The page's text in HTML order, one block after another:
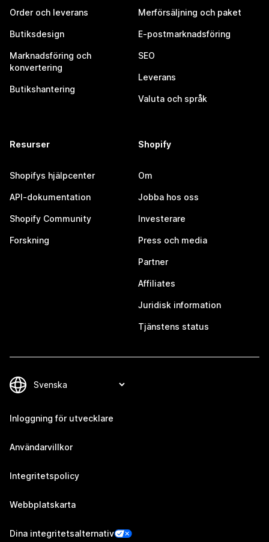
Order och leverans
Butiksdesign
Marknadsföring och
konvertering
Butikshantering
Merförsäljning och paket
E-postmarknadsföring
SEO
Leverans
Valuta och språk
Resurser
Shopifys hjälpcenter
API-dokumentation
Shopify Community
Forskning
Shopify
Om
Jobba hos oss
Investerare
Press och media
Partner
Affiliates
Juridisk information
Tjänstens status
Inloggning för utvecklare
Användarvillkor
Integritetspolicy
Webbplatskarta
Dina integritetsalternativ